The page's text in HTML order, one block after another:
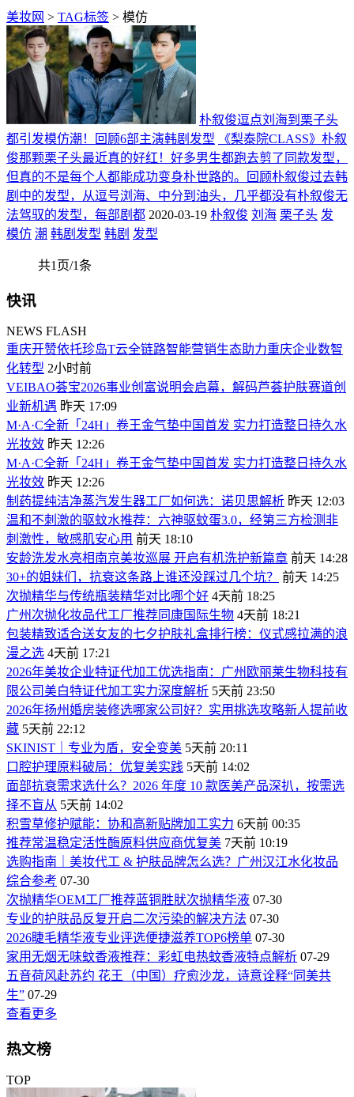
美妆网 > TAG标签 > 模仿
朴叙俊逗点刘海到栗子头
都引发模仿潮！回顾6部主演韩剧发型
《梨泰院CLASS》朴叙
俊那颗栗子头最近真的好红！好多男生都跑去剪了同款发型，
但真的不是每个人都能成功变身朴世路的。回顾朴叙俊过去韩
剧中的发型，从逗号浏海、中分到油头，几乎都没有朴叙俊无
法驾驭的发型，每部剧都 2020-03-19 朴叙俊 刘海 栗子头 发
模仿 潮 韩剧发型 韩剧 发型
共1页/1条
快讯
NEWS FLASH
重庆开赞依托珍岛T云全链路智能营销生态助力重庆企业数智
化转型 2小时前
VEIBAO荟宝2026事业创富说明会启幕，解码芦荟护肤赛道创
业新机遇 昨天 17:09
M·A·C全新「24H」卷王金气垫中国首发 实力打造整日持久水
光妆效 昨天 12:26
M·A·C全新「24H」卷王金气垫中国首发 实力打造整日持久水
光妆效 昨天 12:26
制药提纯洁净蒸汽发生器工厂如何选：诺贝思解析 昨天 12:03
温和不刺激的驱蚊水推荐：六神驱蚊蛋3.0，经第三方检测非
刺激性，敏感肌安心用 前天 18:10
安龄洗发水亮相南京美妆巡展 开启有机洗护新篇章 前天 14:28
30+的姐妹们，抗衰这条路上谁还没踩过几个坑？
前天 14:25
次抛精华与传统瓶装精华对比哪个好 4天前 18:25
广州次抛化妆品代工厂推荐同康国际生物 4天前 18:21
包装精致适合送女友的七夕护肤礼盒排行榜：仪式感拉满的浪
漫之选 4天前 17:21
2026年美妆企业特证代加工优选指南：广州欧丽莱生物科技有
限公司美白特证代加工实力深度解析 5天前 23:50
2026年扬州婚房装修选哪家公司好？实用挑选攻略新人提前收
藏 5天前 22:12
SKINIST｜专业为盾，安全变美 5天前 20:11
口腔护理原料破局：优复美实践 5天前 14:02
面部抗衰需求选什么？2026 年度 10 款医美产品深扒，按需选
择不盲从 5天前 14:02
积雪草修护赋能：协和高新贴牌加工实力 6天前 00:35
推荐常温稳定活性酶原料供应商优复美 7天前 10:19
选购指南｜美妆代工 & 护肤品牌怎么选？广州汉江水化妆品
综合参考 07-30
次抛精华OEM工厂推荐蓝铜胜肰次抛精华液 07-30
专业的护肤品反复开启二次污染的解决方法 07-30
2026睫毛精华液专业评选便捷滋养TOP6榜单 07-30
家用无烟无味蚊香液推荐：彩虹电热蚊香液特点解析 07-29
五音荷风赴苏约 花王（中国）疗愈沙龙，诗意诠释“同美共
生” 07-29
查看更多
热文榜
TOP